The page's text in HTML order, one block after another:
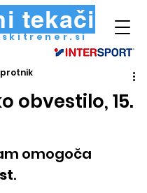
tekači
obvestilo, 15.
omogoča
.